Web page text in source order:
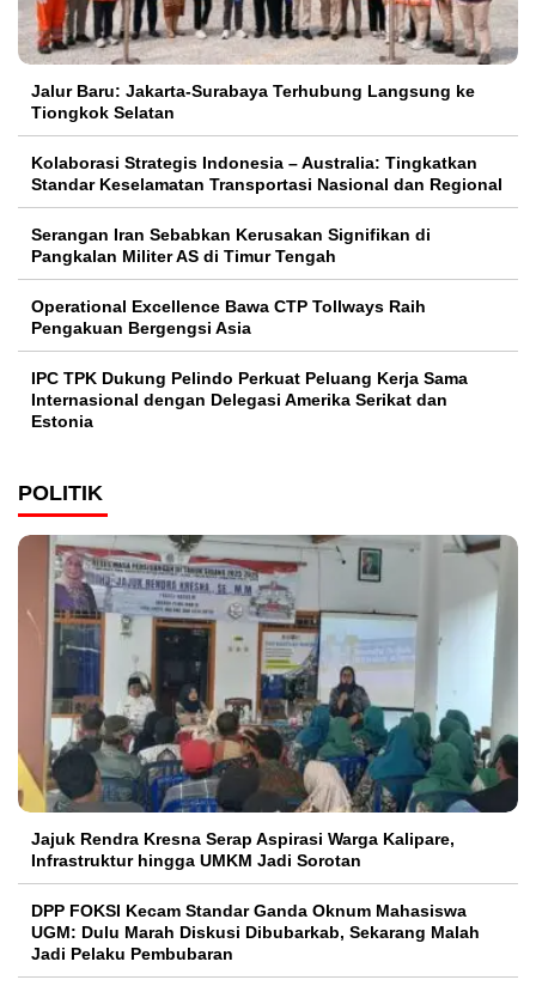
Jalur Baru: Jakarta-Surabaya Terhubung Langsung ke
Tiongkok Selatan
Kolaborasi Strategis Indonesia – Australia: Tingkatkan
Standar Keselamatan Transportasi Nasional dan Regional
Serangan Iran Sebabkan Kerusakan Signifikan di
Pangkalan Militer AS di Timur Tengah
Operational Excellence Bawa CTP Tollways Raih
Pengakuan Bergengsi Asia
IPC TPK Dukung Pelindo Perkuat Peluang Kerja Sama
Internasional dengan Delegasi Amerika Serikat dan
Estonia
POLITIK
Jajuk Rendra Kresna Serap Aspirasi Warga Kalipare,
Infrastruktur hingga UMKM Jadi Sorotan
DPP FOKSI Kecam Standar Ganda Oknum Mahasiswa
UGM: Dulu Marah Diskusi Dibubarkab, Sekarang Malah
Jadi Pelaku Pembubaran